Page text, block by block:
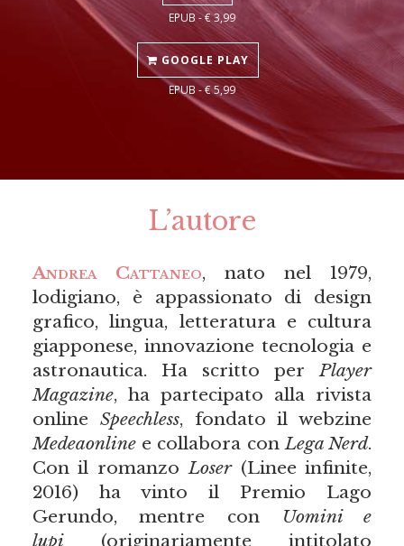
EPUB - € 3,99
GOOGLE PLAY
EPUB - € 5,99
L’autore
Andrea Cattaneo, nato nel 1979,
lodigiano, è appassionato di design
grafico, lingua, letteratura e cultura
giapponese, innovazione tecnologia e
astronautica. Ha scritto per Player
Magazine, ha partecipato alla rivista
online Speechless, fondato il webzine
Medeaonlinee collabora con Lega Nerd.
Con il romanzo Loser(Linee infinite,
2016) ha vinto il Premio Lago
Gerundo, mentre con Uomini e
lupi(originariamente intitolato